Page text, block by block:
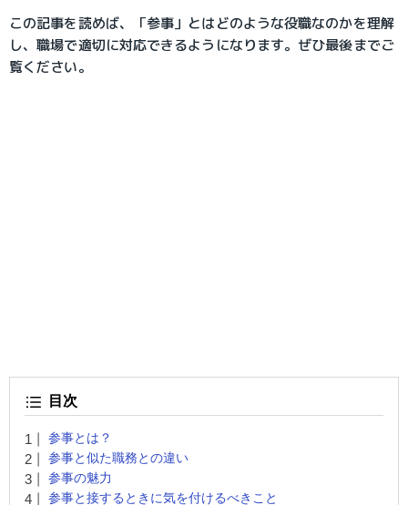
この記事を読めば、「参事」とはどのような役職なのかを理解
し、職場で適切に対応できるようになります。ぜひ最後までご
覧ください。
目次
参事とは？
参事と似た職務との違い
参事の魅力
参事と接するときに気を付けるべきこと